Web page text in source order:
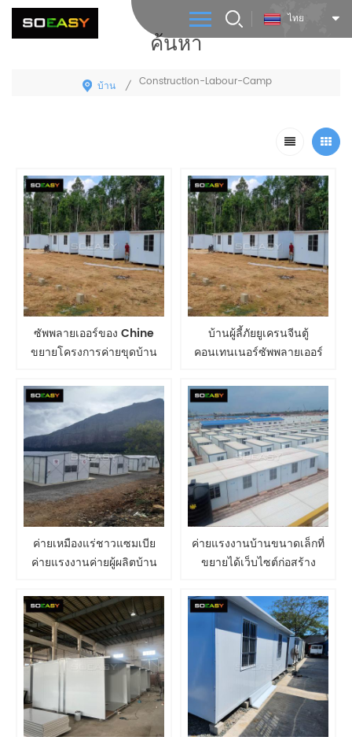
ไทย
ค้นหา
บ้าน / Construction-Labour-Camp
ซัพพลายเออร์ของ Chine
ขยายโครงการค่ายขุดบ้าน
อินโดนีเซีย
บ้านผู้ลี้ภัยยูเครนจีนตู้
คอนเทนเนอร์ซัพพลายเออร์
ครอบครัว
ค่ายเหมืองแร่ชาวแซมเบีย
ค่ายแรงงานค่ายผู้ผลิตบ้าน
ค่ายแรงงานบ้านขนาดเล็กที่
ขยายได้เว็บไซต์ก่อสร้าง
บ้าน